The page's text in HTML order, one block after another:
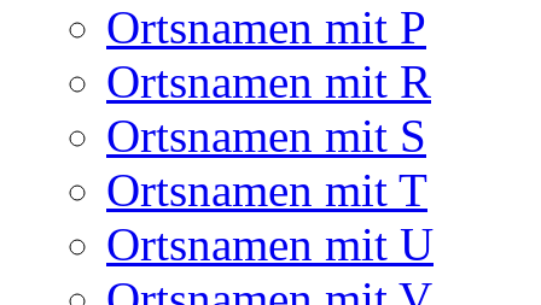
Ortsnamen mit P
Ortsnamen mit R
Ortsnamen mit S
Ortsnamen mit T
Ortsnamen mit U